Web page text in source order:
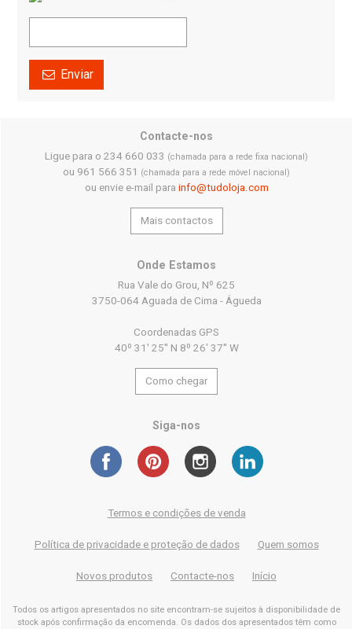
Enviar
Contacte-nos
Ligue para o 234 660 033 (chamada para a rede fixa nacional)
ou 961 566 351 (chamada para a rede móvel nacional)
ou envie e-mail para info@tudoloja.com
Mais contactos
Onde Estamos
Rua Vale do Grou, Nº 625
3750-064 Aguada de Cima - Águeda
Coordenadas GPS
40º 31' 25'' N 8º 26' 37'' W
Como chegar
Siga-nos
Termos e condições de venda
Política de privacidade e proteção de dados Quem somos
Novos produtos Contacte-nos Início
Todos os artigos apresentados no site encontram-se sujeitos à disponibilidade de
stock após confirmação da encomenda. Os dados dos apresentados têm como